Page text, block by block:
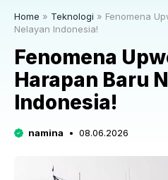
Home » Teknologi » Fenomena
Nelayan Indonesia!
Fenomena
Harapan Baru
Indonesia!
namina 08.06.2026